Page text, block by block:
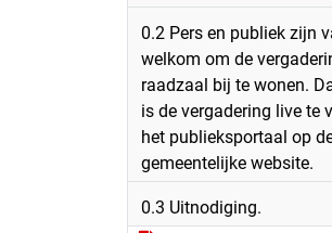
0.2 Pers en publiek zijn
welkom om de
raadzaal bij te wonen.
is de vergadering live te
het publieksportaal op
gemeentelijke website.
0.3 Uitnodiging.